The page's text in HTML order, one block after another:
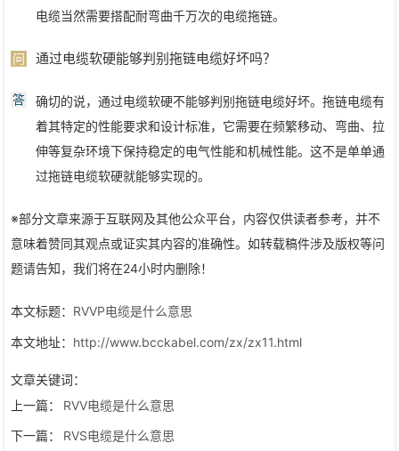
电缆当然需要搭配耐弯曲千万次的电缆拖链。
问 通过电缆软硬能够判别拖链电缆好坏吗？
答
确切的说，通过电缆软硬不能够判别拖链电缆好坏。拖链电缆有
着其特定的性能要求和设计标准，它需要在频繁移动、弯曲、拉
伸等复杂环境下保持稳定的电气性能和机械性能。这不是单单通
过拖链电缆软硬就能够实现的。
※部分文章来源于互联网及其他公众平台，内容仅供读者参考，并不
意味着赞同其观点或证实其内容的准确性。如转载稿件涉及版权等问
题请告知，我们将在24小时内删除！
本文标题： RVVP电缆是什么意思
本文地址： http://www.bcckabel.com/zx/zx11.html
文章关键词：
上一篇：
RVV电缆是什么意思
下一篇：
RVS电缆是什么意思